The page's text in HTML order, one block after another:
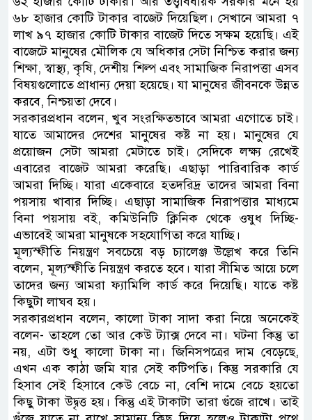
৬৮ হাজার কোটি টাকার বাজেট দিয়েছিল। সেখানে আমরা ৭
লাখ ৯৭ হাজার কোটি টাকার বাজেট দিতে সক্ষম হয়েছি। এই
বাজেটে মানুষের মৌলিক যে অধিকার সেটা নিশ্চিত করার জন্য
শিক্ষা, স্বাস্থ্য, কৃষি, দেশীয় শিল্প এবং সামাজিক নিরাপত্তা এসব
বিষয়গুলোতে প্রাধান্য দেয়া হয়েছে। যা মানুষের জীবনকে উন্নত
করবে, নিশ্চয়তা দেবে।
সরকারপ্রধান বলেন, খুব সংরক্ষিতভাবে আমরা এগোতে চাই।
যাতে আমাদের দেশের মানুষের কষ্ট না হয়। মানুষের যে
প্রয়োজন সেটা আমরা মেটাতে চাই। সেদিকে লক্ষ্য রেখেই
এবারের বাজেট আমরা করেছি। এছাড়া পারিবারিক কার্ড
আমরা দিচ্ছি। যারা একেবারে হতদরিদ্র তাদের আমরা বিনা
পয়সায় খাবার দিচ্ছি। এছাড়া সামাজিক নিরাপত্তার মাধ্যমে
বিনা পয়সায় বই, কমিউনিটি ক্লিনিক থেকে ওষুধ দিচ্ছি-
এভাবেই আমরা মানুষকে সহযোগিতা করে যাচ্ছি।
মূল্যস্ফীতি নিয়ন্ত্রণ সবচেয়ে বড় চ্যালেঞ্জ উল্লেখ করে তিনি
বলেন, মূল্যস্ফীতি নিয়ন্ত্রণ করতে হবে। যারা সীমিত আয়ে চলে
তাদের জন্য আমরা ফ্যামিলি কার্ড করে দিয়েছি। যাতে কষ্ট
কিছুটা লাঘব হয়।
সরকারপ্রধান বলেন, কালো টাকা সাদা করা নিয়ে অনেকেই
বলেন- তাহলে তো আর কেউ ট্যাক্স দেবে না। ঘটনা কিন্তু তা
নয়, এটা শুধু কালো টাকা না। জিনিসপত্রের দাম বেড়েছে,
এখন এক কাঠা জমি যার সেই কটিপতি। কিন্তু সরকারি যে
হিসাব সেই হিসাবে কেউ বেচে না, বেশি দামে বেচে হয়তো
কিছু টাকা উদ্বৃত্ত হয়। কিন্তু এই টাকাটা তারা গুঁজে রাখে। তাই